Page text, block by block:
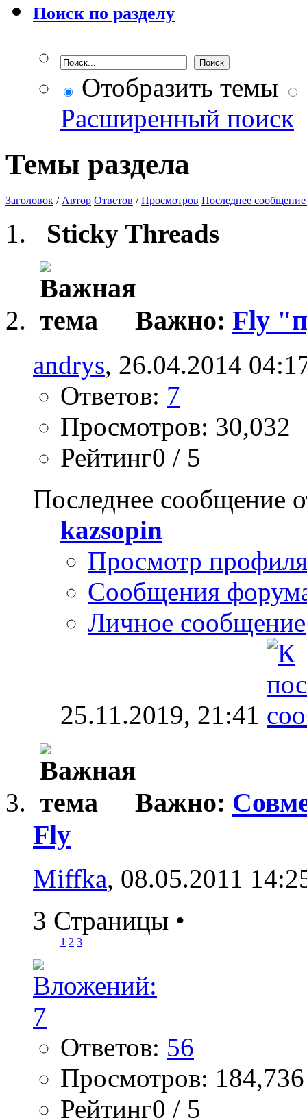
Поиск по разделу
Отобразить темы
Расширенный поиск
Темы раздела
Заголовок / Автор Ответов /Просмотров Последнее сообщение
Sticky Threads
Важно: Fly
andrys, 26.04.2014
Ответов: 7
Просмотров: 30,032
Рейтинг0 / 5
Последнее сообщение
kazsopin
Просмотр профиля
Сообщения
Личное сообщение
25.11.2019, 21:41
Важно:
Fly
Miffka, 08.05.2011
3 Страницы •
1 2 3
Ответов: 56
Просмотров: 184,736
Рейтинг0 / 5